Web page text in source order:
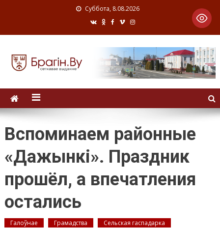
Суббота, 8.08.2026
Вспоминаем районные
«Дажынкі». Праздник
прошёл, а впечатления
остались
Галоўнае Грамадства Сельская гаспадарка